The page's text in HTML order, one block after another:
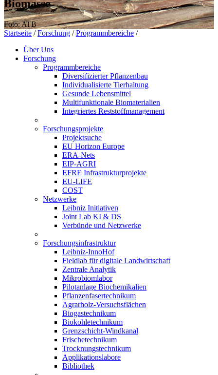
Biomasse
Foto: ATB
Startseite / Forschung / Programmbereiche /
Über Uns
Forschung
Programmbereiche
Diversifizierter Pflanzenbau
Individualisierte Tierhaltung
Gesunde Lebensmittel
Multifunktionale Biomaterialien
Integriertes Reststoffmanagement
Forschungsprojekte
Projektsuche
EU Horizon Europe
ERA-Nets
EIP-AGRI
EFRE Infrastrukturprojekte
EU-LIFE
COST
Netzwerke
Leibniz Initiativen
Joint Lab KI & DS
Verbünde und Netzwerke
Forschungsinfrastruktur
Leibniz-InnoHof
Fieldlab für digitale Landwirtschaft
Zentrale Analytik
Mikrobiomlabor
Pilotanlage Biochemikalien
Pflanzenfasertechnikum
Agrarholz-Versuchsflächen
Biogastechnikum
Biokohletechnikum
Grenzschicht-Windkanal
Frischetechnikum
Trocknungstechnikum
Applikationslabore
Bibliothek